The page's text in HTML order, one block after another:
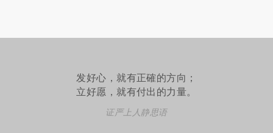
发好心，就有正確的方向；
立好愿，就有付出的力量。
证严上人静思语